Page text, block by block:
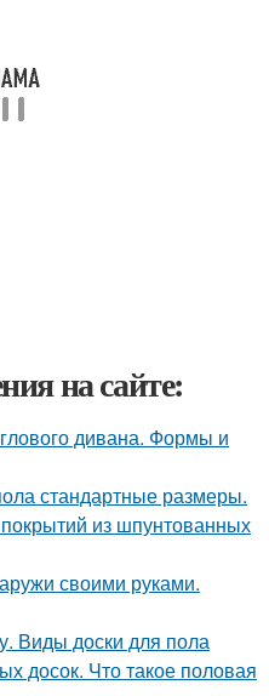
на сайте:
дивана. Формы и
стандартные размеры.
из шпунтованных
своими руками.
Виды доски для пола
досок. Что такое половая